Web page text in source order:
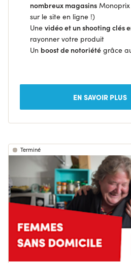
nombreux magasins
sur le site en ligne !)
Une vidéo et un shooting clés
rayonner votre produit
Un boost de notoriété grâce
EN SAVOIR PLUS
Terminé